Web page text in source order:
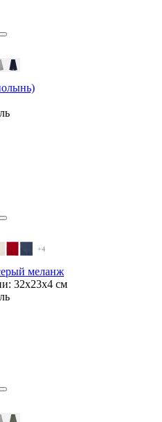
+4
меланж
32x23x4 см